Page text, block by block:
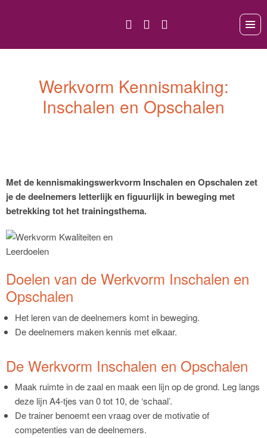
Werkvorm Kennismaking:
Inschalen en Opschalen
Met de kennismakingswerkvorm Inschalen en Opschalen zet
je de deelnemers letterlijk en figuurlijk in beweging met
betrekking tot het trainingsthema.
Doelen van de Werkvorm Inschalen en
Opschalen
Het leren van de deelnemers komt in beweging.
De deelnemers maken kennis met elkaar.
De Werkvorm Inschalen en Opschalen
Maak ruimte in de zaal en maak een lijn op de grond. Leg langs
deze lijn A4-tjes van 0 tot 10, de ‘schaal’.
De trainer benoemt een vraag over de motivatie of
competenties van de deelnemers.